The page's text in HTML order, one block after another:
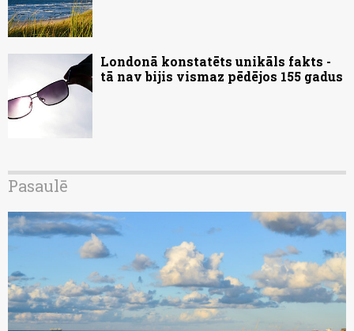
Londonā konstatēts unikāls fakts -
tā nav bijis vismaz pēdējos 155 gadus
Pasaulē